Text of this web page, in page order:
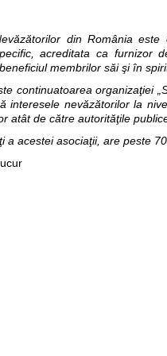
din România
acreditata ca furnizor
membrilor săi şi în
continuatoarea organizaţiei
interesele nevăzătorilor la
atât de către autorităţile
a acestei asociaţii, are peste